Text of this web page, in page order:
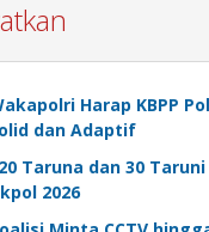
Harap KBPP
dan Adaptif
Taruna dan 30
2026